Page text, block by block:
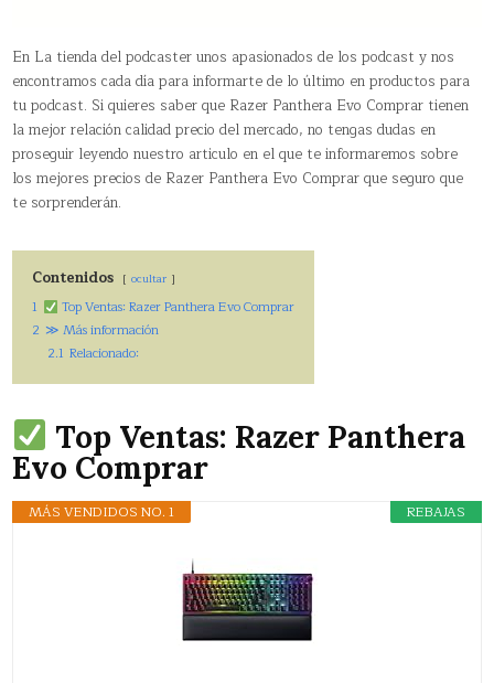
En La tienda del podcaster unos apasionados de los podcast y nos
encontramos cada día para informarte de lo último en productos para
tu podcast. Si quieres saber que Razer Panthera Evo Comprar tienen
la mejor relación calidad precio del mercado, no tengas dudas en
proseguir leyendo nuestro articulo en el que te informaremos sobre
los mejores precios de Razer Panthera Evo Comprar que seguro que
te sorprenderán.
Contenidos ocultar
1
Top Ventas: Razer Panthera Evo Comprar
2 ≫ Más información
2.1 Relacionado:
Top Ventas: Razer Panthera
Evo Comprar
REBAJAS
MÁS VENDIDOS NO. 1